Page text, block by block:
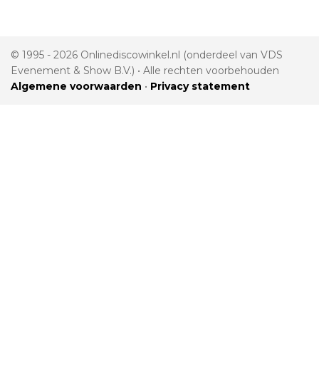
© 1995 - 2026 Onlinediscowinkel.nl (onderdeel van VDS
Evenement & Show B.V.) • Alle rechten voorbehouden
Algemene voorwaarden • Privacy statement